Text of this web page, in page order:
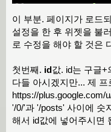
set :
this.
var h
var
this.
        $
(
        $
(
이 부분. 페이지가 로드
설정을 한 후 위젯을 불
로 수정을 해야 할 것은
첫번째. id값. id는 구글+
다들 아시겠지만... 제
https://plus.google.com/
'/0/'과 '/posts' 사이에 숫
해서 id값에 넣어주시면